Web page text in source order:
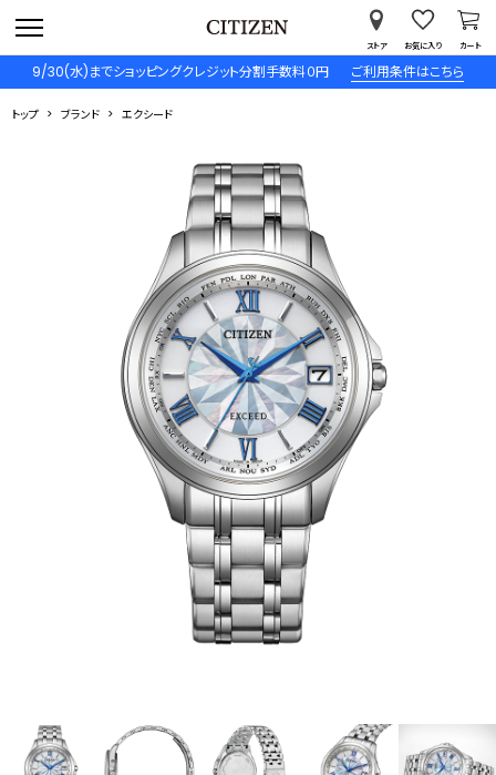
9/30(水)までショッピングクレジット分割手数料０円 ご利用条件はこちら
ストア お気に入り カート
トップ ブランド エクシード